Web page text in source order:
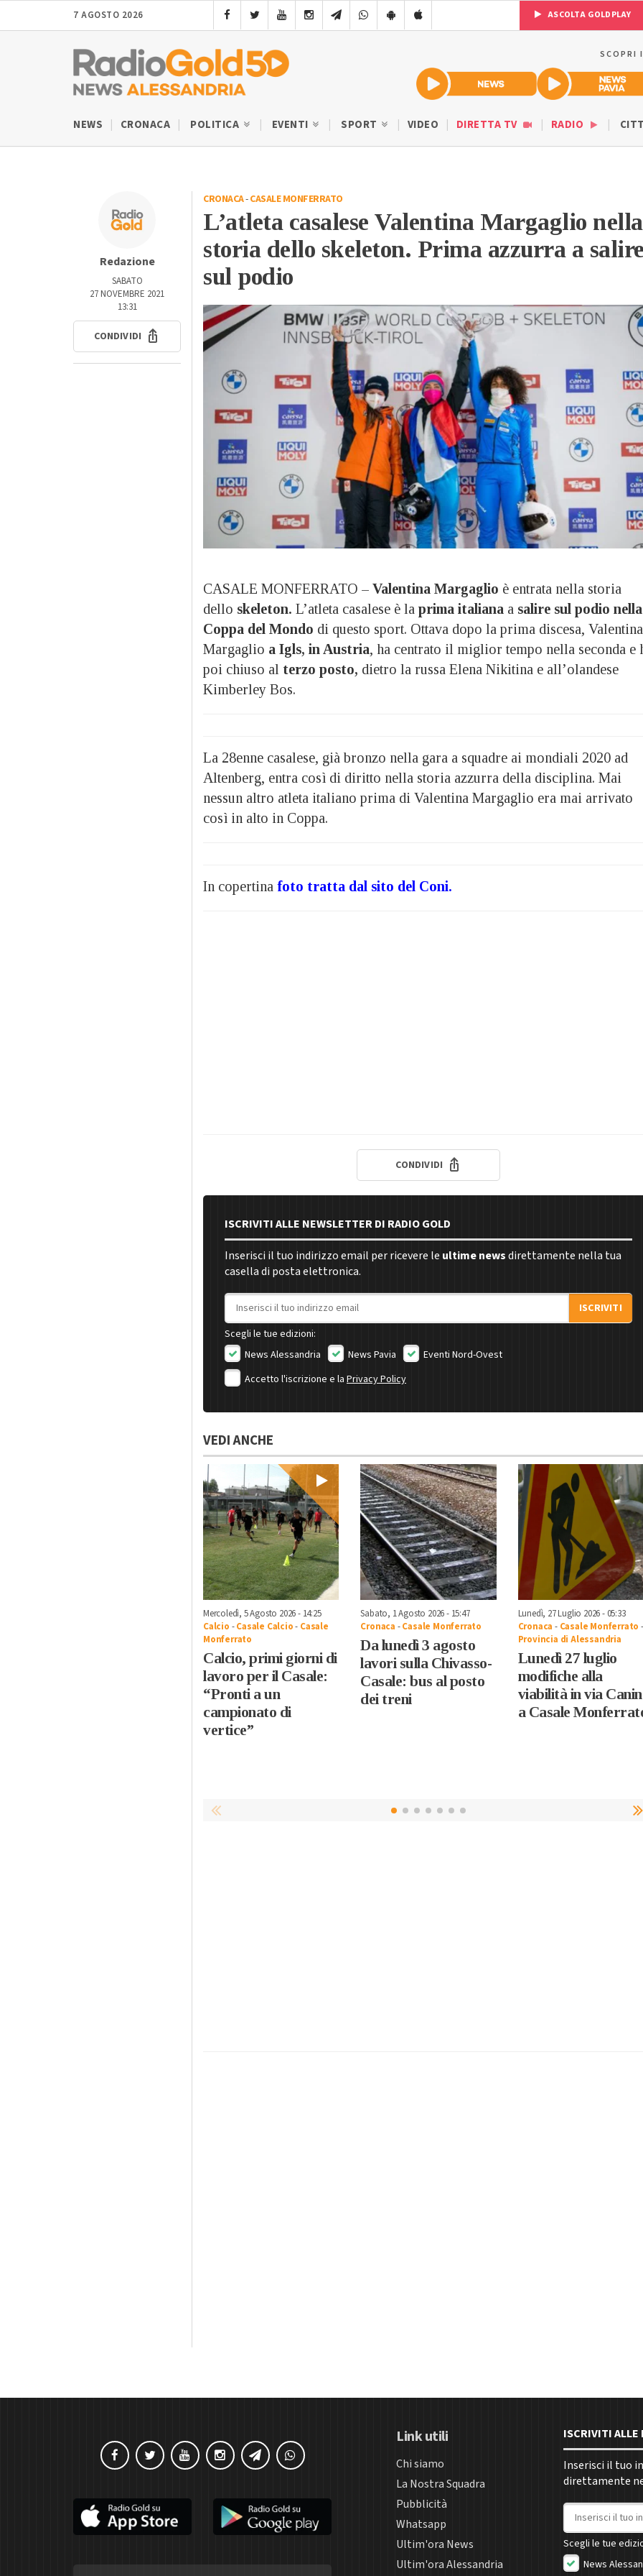
7 AGOSTO 2026 ASCOLTA GOLDPLAY
SCOPRI
NEWS CRONACA POLITICA EVENTI SPORT VIDEO DIRETTA TV RADIO
Redazione
SABATO
27 NOVEMBRE 2021
13:31
CONDIVIDI
CRONACA-CASALE MONFERRATO
L’atleta casalese Valentina Margaglio nella
storia dello skeleton. Prima azzurra a salire
sul podio
CASALE MONFERRATO – Valentina Margaglio è entrata nella storia
dello skeleton. L’atleta casalese è la prima italiana a salire sul podio nella
Coppa del Mondo di questo sport. Ottava dopo la prima discesa, Valentina
Margaglio a Igls, in Austria, ha centrato il miglior tempo nella seconda e
poi chiuso al terzo posto, dietro la russa Elena Nikitina e all’olandese
Kimberley Bos.
La 28enne casalese, già bronzo nella gara a squadre ai mondiali 2020 ad
Altenberg, entra così di diritto nella storia azzurra della disciplina. Mai
nessun altro atleta italiano prima di Valentina Margaglio era mai arrivato
così in alto in Coppa.
In copertina foto tratta dal sito del Coni.
CONDIVIDI
ISCRIVITI ALLE NEWSLETTER DI RADIO GOLD
Inserisci il tuo indirizzo email per ricevere le ultime newsdirettamente nella tua
casella di posta elettronica.
Indirizzo email
ISCRIVITI
Scegli le tue edizioni:
News Alessandria
News Pavia
Eventi Nord-Ovest
Accetto l'iscrizione e la Privacy Policy
VEDI ANCHE
Mercoledì, 5 Agosto 2026 - 14:25
Calcio -Casale Calcio- Casale
Monferrato
Calcio, primi giorni di
lavoro per il Casale:
“Pronti a un
campionato di
vertice”
Sabato, 1 Agosto 2026 - 15:47
Cronaca -Casale Monferrato
Da lunedì 3 agosto
lavori sulla Chivasso-
Casale: bus al posto
dei treni
Lunedì, 27 Luglio 2026 - 05:33
Cronaca - Casale Monferrato -
Provincia di Alessandria
Lunedì 27 luglio
modifiche alla
viabilità in via
a Casale
Link utili
Chi siamo
La Nostra Squadra
Pubblicità
Whatsapp
Ultim'ora News
Ultim'ora Alessandria
ISCRIVITI ALLE
Inserisci il tuo
direttamente
Indirizzo email
Scegli le tue
News